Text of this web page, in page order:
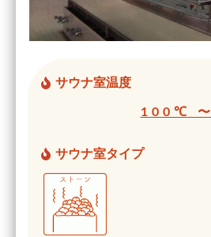
サウナ室温度
100℃ 〜
サウナ室タイプ